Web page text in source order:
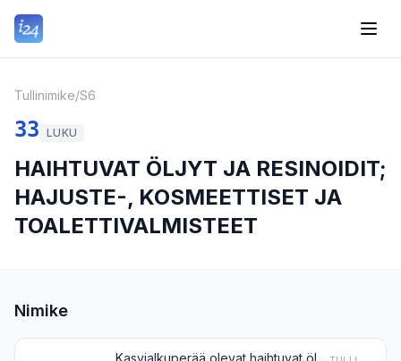
Tullinimike/S6
33 LUKU
HAIHTUVAT ÖLJYT JA RESINOIDIT;
HAJUSTE-, KOSMEETTISET JA
TOALETTIVALMISTEET
Nimike
Kasvialkuperää olevat haihtuvat öljyt (terpeenittömät tai terpeenipitoiset), myös jähmeät (concretes) ja vahaa poistamalla saadut nesteet (absolutes); resinoidit; uutetut oleohartsit; haihtuvien öljyjen väkevöidyt rasva-, rasvaöljy- ja vahaliuokset tai niiden kaltaiset liuokset, kylmänä uuttamalla (enfleurage) tai maseroimalla saadut; terpeenipitoiset sivutuotteet, joita saadaan poistettaessa terpeenejä haihtuvista öljyistä; haihtuvien öljyjen vesitisleet ja -liuokset